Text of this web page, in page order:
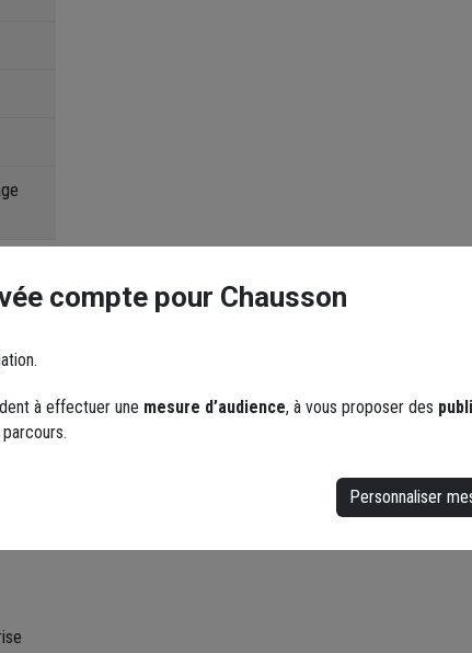
compte pour Chausson
à effectuer une mesure d’audience, à vous proposer des
Personnaliser